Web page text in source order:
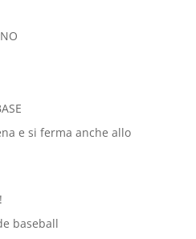
e si ferma anche allo
baseball